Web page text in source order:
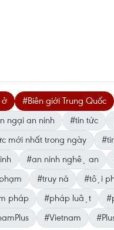
ở #Biên giới Trung Quốc
ngại an ninh
#tin tức
mới nhất trong ngày
#an ninh nghệ an
#truy nã #tội
pháp
#pháp luật
#Vietnam